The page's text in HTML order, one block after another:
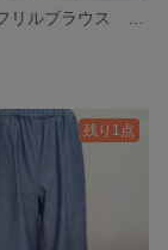
残り1点